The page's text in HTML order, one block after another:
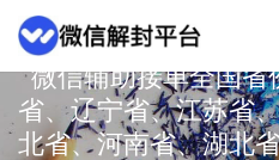
微信辅助接单全国
省、辽宁省、江苏省
北省、河南省、湖北